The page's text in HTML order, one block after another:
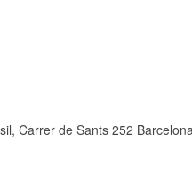
Carrer de Sants 252